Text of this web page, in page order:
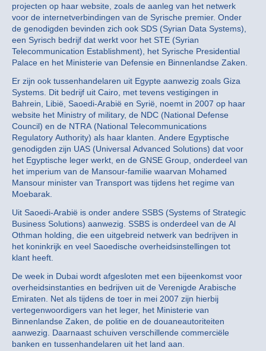
projecten op haar website, zoals de aanleg van het netwerk
voor de internetverbindingen van de Syrische premier. Onder
de genodigden bevinden zich ook SDS (Syrian Data Systems),
een Syrisch bedrijf dat werkt voor het STE (Syrian
Telecommunication Establishment), het Syrische Presidential
Palace en het Ministerie van Defensie en Binnenlandse Zaken.
Er zijn ook tussenhandelaren uit Egypte aanwezig zoals Giza
Systems. Dit bedrijf uit Cairo, met tevens vestigingen in
Bahrein, Libië, Saoedi-Arabië en Syrië, noemt in 2007 op haar
website het Ministry of military, de NDC (National Defense
Council) en de NTRA (National Telecommunications
Regulatory Authority) als haar klanten. Andere Egyptische
genodigden zijn UAS (Universal Advanced Solutions) dat voor
het Egyptische leger werkt, en de GNSE Group, onderdeel van
het imperium van de Mansour-familie waarvan Mohamed
Mansour minister van Transport was tijdens het regime van
Moebarak.
Uit Saoedi-Arabië is onder andere SSBS (Systems of Strategic
Business Solutions) aanwezig. SSBS is onderdeel van de Al
Othman holding, die een uitgebreid netwerk van bedrijven in
het koninkrijk en veel Saoedische overheidsinstellingen tot
klant heeft.
De week in Dubai wordt afgesloten met een bijeenkomst voor
overheidsinstanties en bedrijven uit de Verenigde Arabische
Emiraten. Net als tijdens de toer in mei 2007 zijn hierbij
vertegenwoordigers van het leger, het Ministerie van
Binnenlandse Zaken, de politie en de douaneautoriteiten
aanwezig. Daarnaast schuiven verschillende commerciële
banken en tussenhandelaren uit het land aan.